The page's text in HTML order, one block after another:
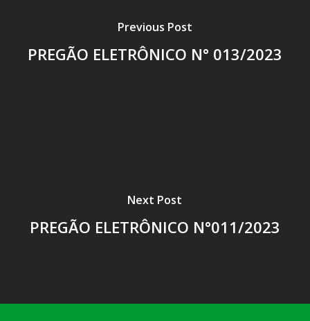
Previous Post
PREGÃO ELETRÔNICO N° 013/2023
Next Post
PREGÃO ELETRÔNICO N°011/2023